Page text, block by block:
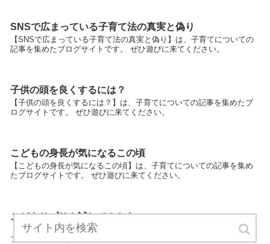
SNSで広まっている子育て法の真実と偽り
【SNSで広まっている子育て法の真実と偽り】は、子育てについての
記事を集めたブログサイトです。 ぜひ遊びに来てください。
子供の頭を良くするには？
【子供の頭を良くするには？】は、子育てについての記事を集めたブ
ログサイトです。 ぜひ遊びに来てください。
こどもの身長が気になるこの頃
【こどもの身長が気になるこの頃】は、子育てについての記事を集め
たブログサイトです。 ぜひ遊びに来てください。
こどもサプリを試してみたら
【こどもサプリを試してみたら】は、子育てについての記事を集めた
ブログサイトです。 ぜひ遊びに来てください。